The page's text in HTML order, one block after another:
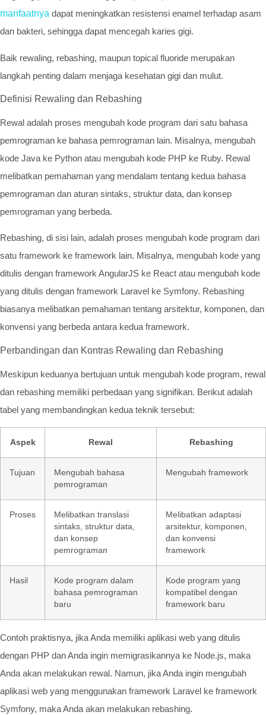
manfaatnya dapat meningkatkan resistensi enamel terhadap asam
dan bakteri, sehingga dapat mencegah karies gigi.
Baik rewaling, rebashing, maupun topical fluoride merupakan
langkah penting dalam menjaga kesehatan gigi dan mulut.
Definisi Rewaling dan Rebashing
Rewal adalah proses mengubah kode program dari satu bahasa
pemrograman ke bahasa pemrograman lain. Misalnya, mengubah
kode Java ke Python atau mengubah kode PHP ke Ruby. Rewal
melibatkan pemahaman yang mendalam tentang kedua bahasa
pemrograman dan aturan sintaks, struktur data, dan konsep
pemrograman yang berbeda.
Rebashing, di sisi lain, adalah proses mengubah kode program dari
satu framework ke framework lain. Misalnya, mengubah kode yang
ditulis dengan framework AngularJS ke React atau mengubah kode
yang ditulis dengan framework Laravel ke Symfony. Rebashing
biasanya melibatkan pemahaman tentang arsitektur, komponen, dan
konvensi yang berbeda antara kedua framework.
Perbandingan dan Kontras Rewaling dan Rebashing
Meskipun keduanya bertujuan untuk mengubah kode program, rewal
dan rebashing memiliki perbedaan yang signifikan. Berikut adalah
tabel yang membandingkan kedua teknik tersebut:
Aspek Rewal Rebashing
Tujuan
Mengubah bahasa
pemrograman
Mengubah framework
Proses
Melibatkan translasi
sintaks, struktur data,
dan konsep
pemrograman
Melibatkan adaptasi
arsitektur, komponen,
dan konvensi
framework
Hasil
Kode program dalam
bahasa pemrograman
baru
Kode program yang
kompatibel dengan
framework baru
Contoh praktisnya, jika Anda memiliki aplikasi web yang ditulis
dengan PHP dan Anda ingin memigrasikannya ke Node.js, maka
Anda akan melakukan rewal. Namun, jika Anda ingin mengubah
aplikasi web yang menggunakan framework Laravel ke framework
Symfony, maka Anda akan melakukan rebashing.